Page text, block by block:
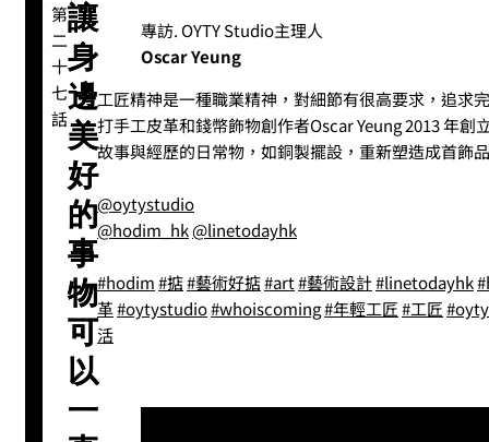
第
二
十
七
話
讓
身
邊
美
好
的
事
物
可
以
一
專訪. OYTY Studio主理人
Oscar Yeung
工匠精神是一種職業精神，對細節有很高要求，追求
打手工皮革和錢幣飾物創作者Oscar Yeung 2013 年
故事與經歷的日常物，如銅製擺設，重新塑造成首飾
@oytystudio
@hodim_hk@linetodayhk
#hodim#掂#藝術好掂#art#藝術設計#linetodayhk
革#oytystudio#whoiscoming#年輕工匠#工匠#oyty
活